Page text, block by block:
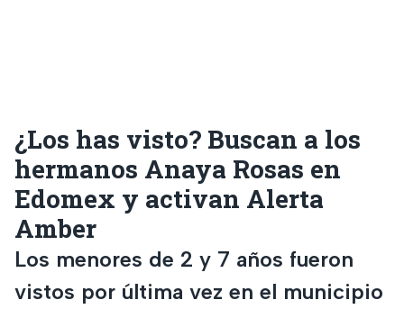
¿Los has visto? Buscan a los
hermanos Anaya Rosas en
Edomex y activan Alerta
Amber
Los menores de 2 y 7 años fueron
vistos por última vez en el municipio